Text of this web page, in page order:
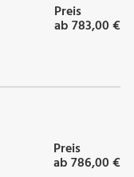
Preis
ab 783,00 €
Preis
ab 786,00 €